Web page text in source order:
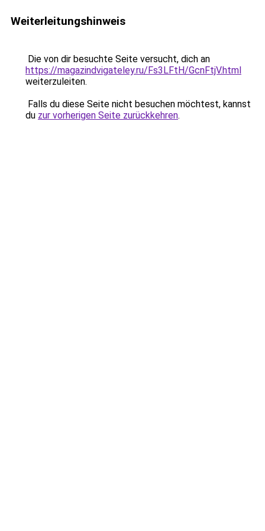
Weiterleitungshinweis
Die von dir besuchte Seite versucht, dich an
https://magazindvigateley.ru/Fs3LFtH/GcnFtjV.html
weiterzuleiten.
Falls du diese Seite nicht besuchen möchtest, kannst
du zur vorherigen Seite zurückkehren.